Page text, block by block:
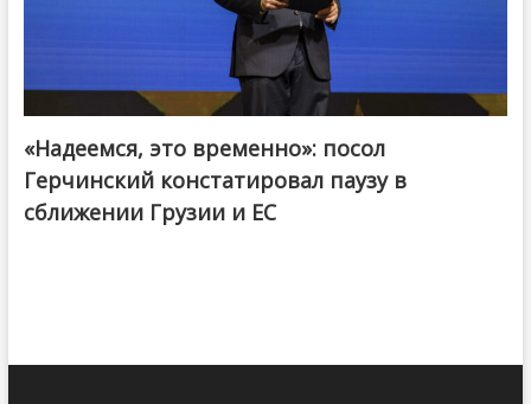
«Надеемся, это временно»: посол
Герчинский констатировал паузу в
сближении Грузии и ЕС